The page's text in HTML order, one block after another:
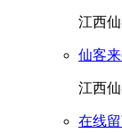
江西
仙客
江西
在线